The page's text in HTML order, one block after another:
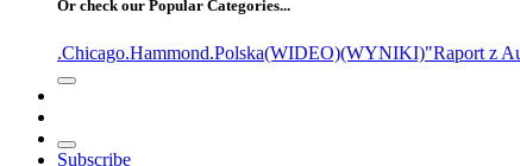
Or check our Popular Categories...
.Chicago.Hammond.Polska(WIDEO)(WYNIKI)"Raport z
Subscribe